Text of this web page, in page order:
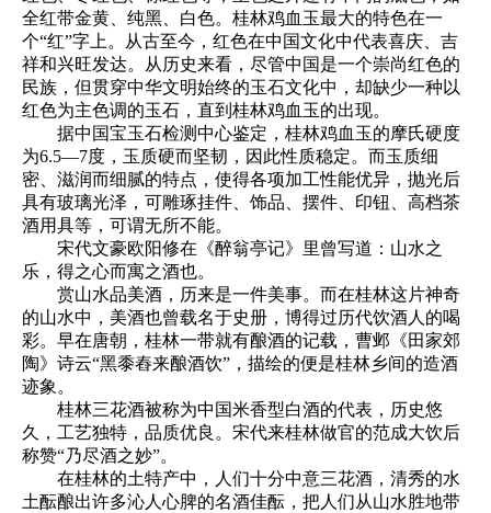
全红带金黄、纯黑、白色。桂林鸡血玉最大的特色在一
个“红”字上。从古至今，红色在中国文化中代表喜庆、吉
祥和兴旺发达。从历史来看，尽管中国是一个崇尚红色的
民族，但贯穿中华文明始终的玉石文化中，却缺少一种以
红色为主色调的玉石，直到桂林鸡血玉的出现。
据中国宝玉石检测中心鉴定，桂林鸡血玉的摩氏硬度
为6.5—7度，玉质硬而坚韧，因此性质稳定。而玉质细
密、滋润而细腻的特点，使得各项加工性能优异，抛光后
具有玻璃光泽，可雕琢挂件、饰品、摆件、印钮、高档茶
酒用具等，可谓无所不能。
宋代文豪欧阳修在《醉翁亭记》里曾写道：山水之
乐，得之心而寓之酒也。
赏山水品美酒，历来是一件美事。而在桂林这片神奇
的山水中，美酒也曾载名于史册，博得过历代饮酒人的喝
彩。早在唐朝，桂林一带就有酿酒的记载，曹邺《田家郊
陶》诗云“黑黍舂来酿酒饮”，描绘的便是桂林乡间的造酒
迹象。
桂林三花酒被称为中国米香型白酒的代表，历史悠
久，工艺独特，品质优良。宋代来桂林做官的范成大饮后
称赞“乃尽酒之妙”。
在桂林的土特产中，人们十分中意三花酒，清秀的水
土酝酿出许多沁人心脾的名酒佳酝，把人们从山水胜地带